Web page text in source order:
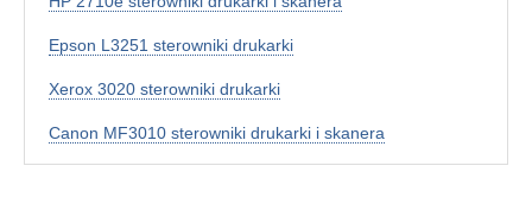
Epson L3251 sterowniki drukarki
Xerox 3020 sterowniki drukarki
Canon MF3010 sterowniki drukarki i skanera